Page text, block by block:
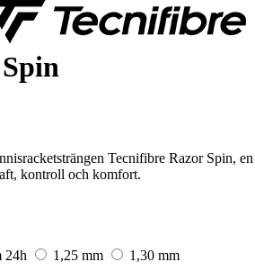
Tecnifibre Razor Spin, en
kontroll och komfort.
24h 1,25 mm
1,30 mm